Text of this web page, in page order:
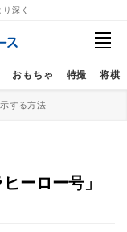
深く
おもちゃ 特撮 将棋
する方法
ーロー号」